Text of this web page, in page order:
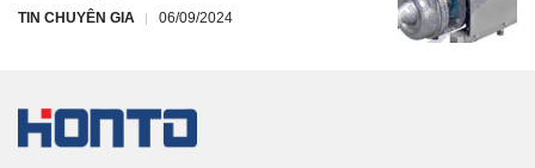
TIN CHUYÊN GIA 06/09/2024